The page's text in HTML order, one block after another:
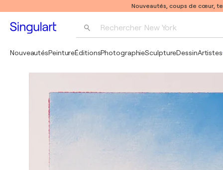
Nouveautés, coups de cœur,
Rechercher New York
NouveautésPeintureÉditionsPhotographieSculptureDessinArtistes